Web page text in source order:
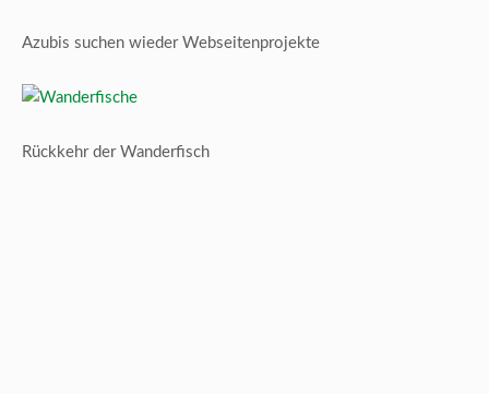
Azubis suchen wieder Webseitenprojekte
Rückkehr der Wanderfisch